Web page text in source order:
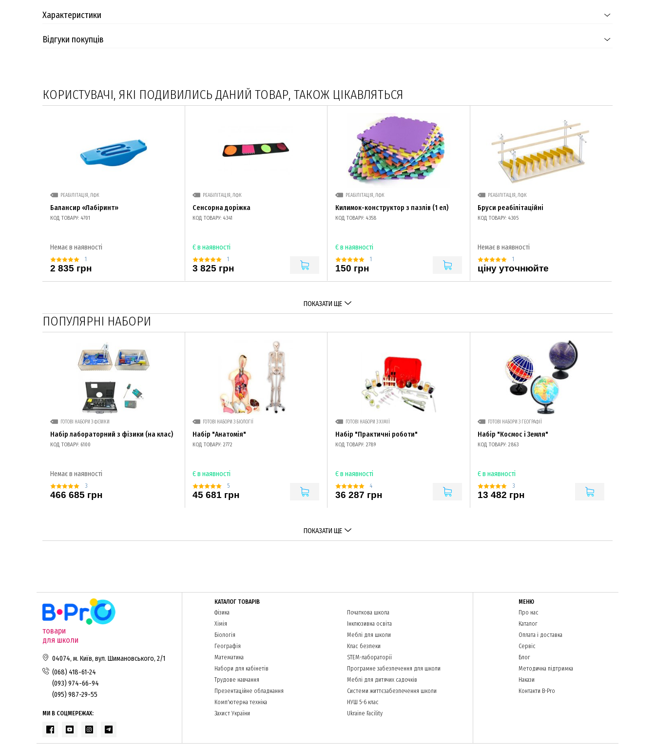
Характеристики
Відгуки покупців
КОРИСТУВАЧІ, ЯКІ ПОДИВИЛИСЬ ДАНИЙ ТОВАР, ТАКОЖ ЦІКАВЛЯТЬСЯ
РЕАБІЛІТАЦІЯ, ЛФК
Балансир «Лабіринт»
КОД ТОВАРУ: 4701
Немає в наявності
1
2 835 грн
РЕАБІЛІТАЦІЯ, ЛФК
Сенсорна доріжка
КОД ТОВАРУ: 4341
Є в наявності
1
3 825 грн
РЕАБІЛІТАЦІЯ, ЛФК
Килимок-конструктор з пазлів (1 ел)
КОД ТОВАРУ: 4358
Є в наявності
1
150 грн
РЕАБІЛІТАЦІЯ, ЛФК
Бруси реабілітаційні
КОД ТОВАРУ: 4305
Немає в наявності
1
ціну уточнюйте
ПОКАЗАТИ ЩЕ
ПОПУЛЯРНІ НАБОРИ
ГОТОВІ НАБОРИ З ФІЗИКИ
Набір лабораторний з фізики (на клас)
КОД ТОВАРУ: 6100
Немає в наявності
3
466 685 грн
ГОТОВІ НАБОРИ З БІОЛОГІЇ
Набір "Анатомія"
КОД ТОВАРУ: 2772
Є в наявності
5
45 681 грн
ГОТОВІ НАБОРИ З ХІМІЇ
Набір "Практичні роботи"
КОД ТОВАРУ: 2789
Є в наявності
4
36 287 грн
ГОТОВІ НАБОРИ З ГЕОГРАФІЇ
Набір "Космос і Земля"
КОД ТОВАРУ: 2863
Є в наявності
3
13 482 грн
ПОКАЗАТИ ЩЕ
товари
для школи
04074, м. Київ, вул. Шимановського, 2/1
(068) 418-61-24
(093) 974-66-94
(095) 987-29-55
МИ В СОЦМЕРЕЖАХ:
КАТАЛОГ ТОВАРІВ
Фізика
Хімія
Біологія
Географія
Математика
Набори для кабінетів
Трудове навчання
Презентаційне обладнання
Комп'ютерна техніка
Захист України
Початкова школа
Інклюзивна освіта
Меблі для школи
Клас безпеки
STEM-лабораторії
Програмне забезпечення для школи
Меблі для дитячих садочків
Системи життєзабезпечення школи
НУШ 5-6 клас
Ukraine Facility
МЕНЮ
Про нас
Каталог
Оплата і доставка
Сервіс
Блог
Методична підтримка
Накази
Контакти B-Pro